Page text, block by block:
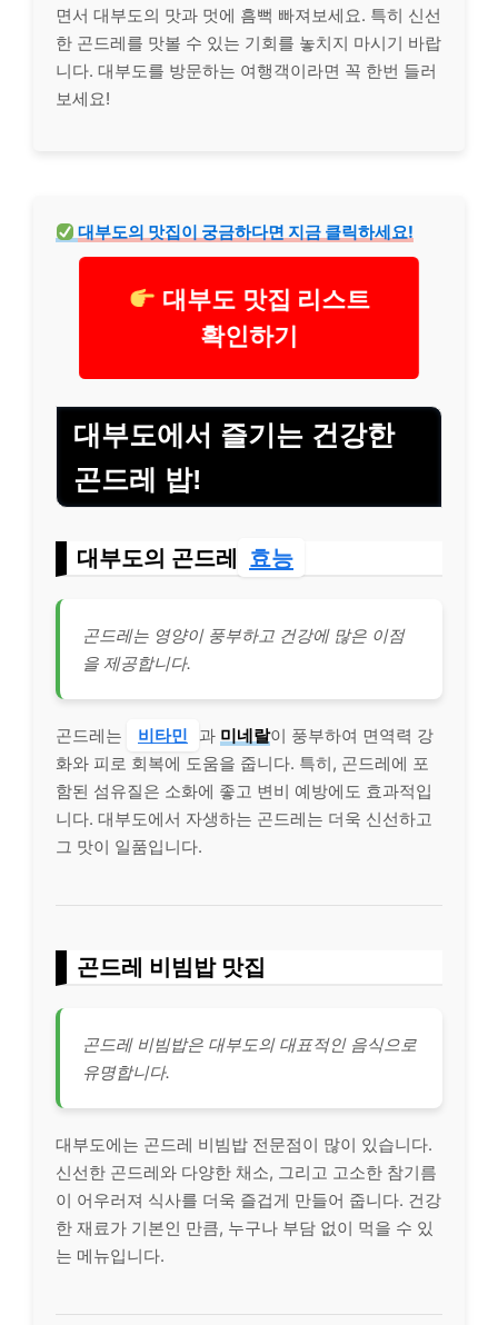
면서 대부도의 맛과 멋에 흠뻑 빠져보세요. 특히 신선
한 곤드레를 맛볼 수 있는 기회를 놓치지 마시기 바랍
니다. 대부도를 방문하는 여행객이라면 꼭 한번 들러
보세요!
대부도의 맛집이 궁금하다면 지금 클릭하세요!
대부도 맛집 리스트
확인하기
대부도에서 즐기는 건강한
곤드레 밥!
대부도의 곤드레 효능
곤드레는 영양이 풍부하고 건강에 많은 이점
을 제공합니다.
곤드레는 비타민 과 미네랄이 풍부하여 면역력 강
화와 피로 회복에 도움을 줍니다. 특히, 곤드레에 포
함된 섬유질은 소화에 좋고 변비 예방에도 효과적입
니다. 대부도에서 자생하는 곤드레는 더욱 신선하고
그 맛이 일품입니다.
곤드레 비빔밥 맛집
곤드레 비빔밥은 대부도의 대표적인 음식으로
유명합니다.
대부도에는 곤드레 비빔밥 전문점이 많이 있습니다.
신선한 곤드레와 다양한 채소, 그리고 고소한 참기름
이 어우러져 식사를 더욱 즐겁게 만들어 줍니다. 건강
한 재료가 기본인 만큼, 누구나 부담 없이 먹을 수 있
는 메뉴입니다.